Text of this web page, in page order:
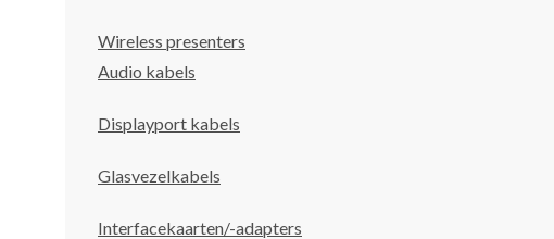
Wireless presenters
Audio kabels
Displayport kabels
Glasvezelkabels
Interfacekaarten/-adapters